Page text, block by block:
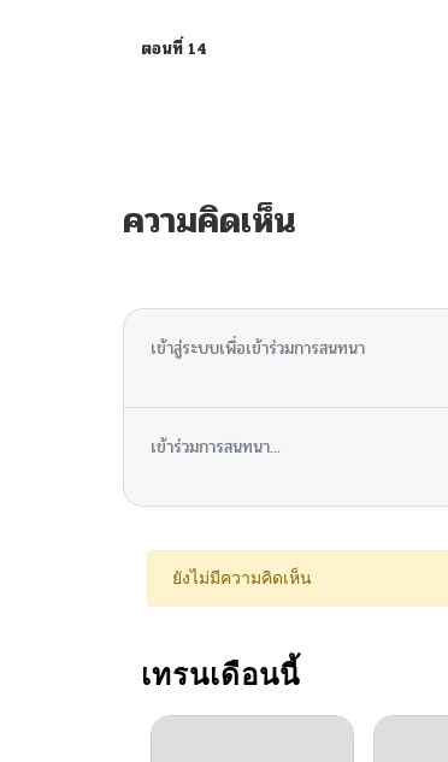
ตอนที่ 14
ตอนที่ 10
ตอนที่ 9
ตอนที่ 7
ความคิดเห็น
เข้าสู่ระบบเพื่อเข้าร่วมการสนทนา
เข้าร่วมการสนทนา...
ยังไม่มีความคิดเห็น
เทรนเดือนนี้